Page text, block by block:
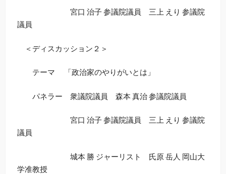
宮口 治子 参議院議員 三上 えり 参議院
議員
＜ディスカッション２＞
テーマ 「政治家のやりがいとは」
パネラー 衆議院議員 森本 真治 参議院議員
宮口 治子 参議院議員 三上 えり 参議院
議員
城本 勝 ジャーリスト 氏原 岳人 岡山大
学准教授